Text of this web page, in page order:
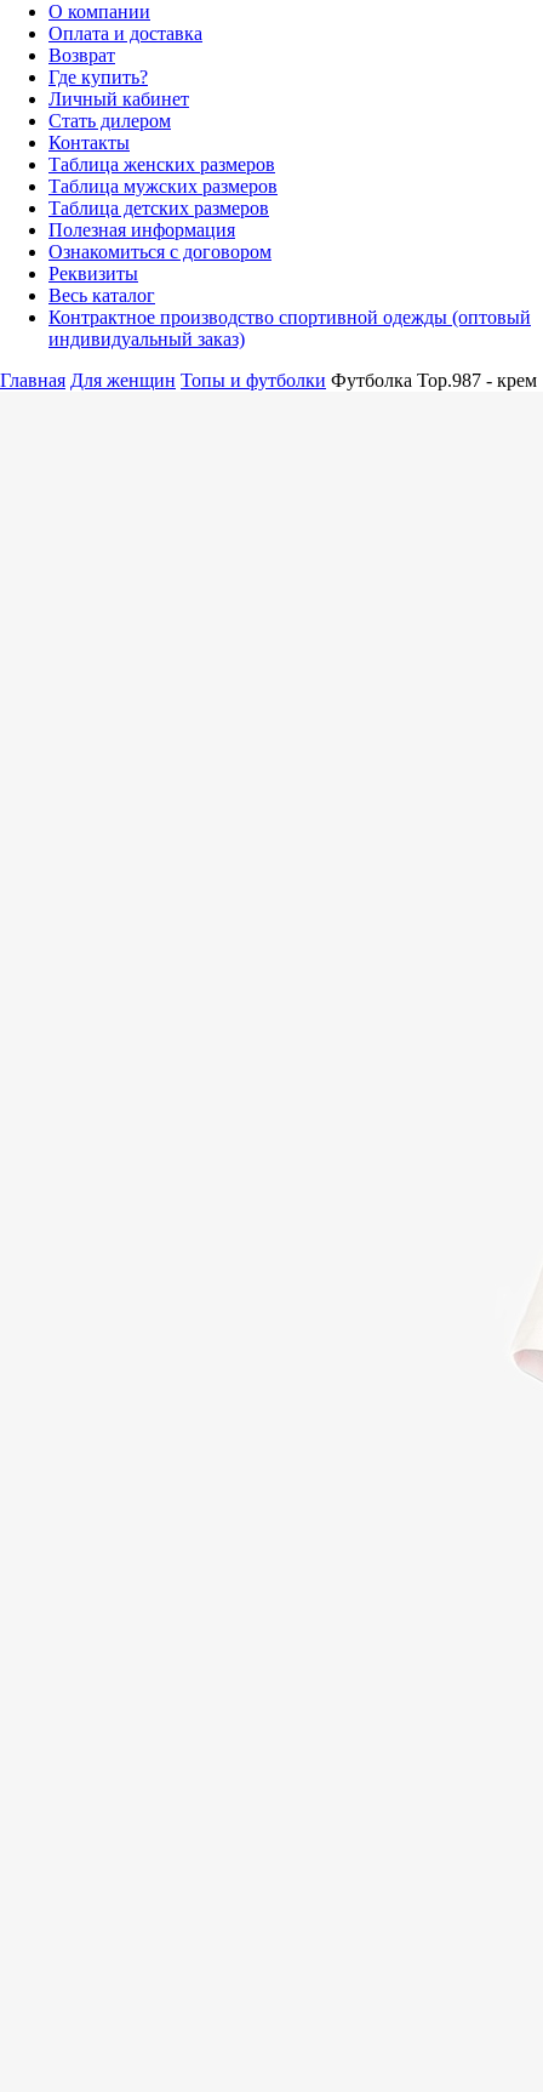
О компании
Оплата и доставка
Возврат
Где купить?
Личный кабинет
Стать дилером
Контакты
Таблица женских размеров
Таблица мужских размеров
Таблица детских размеров
Полезная информация
Ознакомиться с договором
Реквизиты
Весь каталог
Контрактное производство спортивной одежды (оптовый
индивидуальный заказ)
Главная Для женщин Топы и футболки Футболка Top.987 - крем